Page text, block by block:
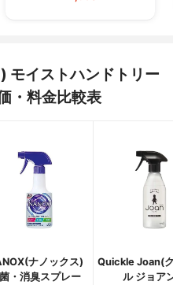
モイストハンドトリー
・料金比較表
ナノックス)
・消臭スプレー
Quickle Joan(
ル ジョア